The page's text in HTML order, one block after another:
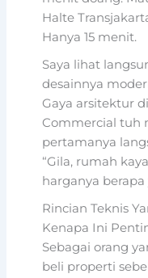
Halte
Hanya 15 menit.
Saya lihat
desainnya
Gaya arsitektur
Commercial tuh
pertamanya
“Gila, rumah
harganya berapa
Rincian Teknis
Kenapa Ini
Sebagai orang
beli properti